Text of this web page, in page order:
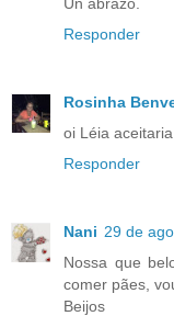
Responder
Rosinha
oi Léia
Responder
Nani 29 de
Nossa que
comer pães,
Beijos